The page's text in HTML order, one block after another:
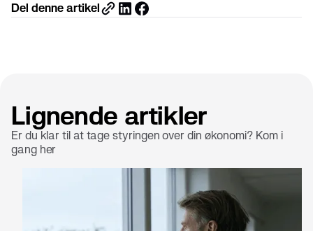
Del denne artikel
Lignende artikler
Er du klar til at tage styringen over din økonomi? Kom i
gang her